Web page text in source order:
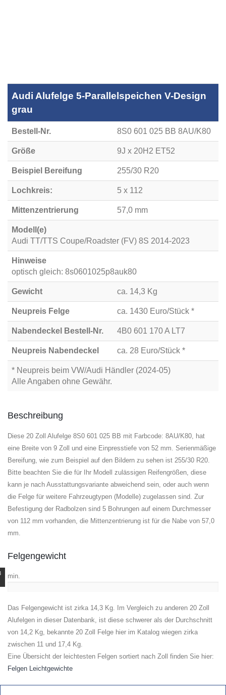
Audi Alufelge 5-Parallelspeichen V-Design
grau
Bestell-Nr. 8S0 601 025 BB 8AU/K80
Größe 9J x 20H2 ET52
Beispiel Bereifung 255/30 R20
Lochkreis: 5 x 112
Mittenzentrierung 57,0 mm
Modell(e)
Audi TT/TTS Coupe/Roadster (FV) 8S 2014-2023
Hinweise
optisch gleich: 8s0601025p8auk80
Gewicht ca. 14,3 Kg
Neupreis Felge ca. 1430 Euro/Stück *
Nabendeckel Bestell-Nr. 4B0 601 170 A LT7
Neupreis Nabendeckel ca. 28 Euro/Stück *
* Neupreis beim VW/Audi Händler (2024-05)
Alle Angaben ohne Gewähr.
Beschreibung
Diese 20 Zoll Alufelge 8S0 601 025 BB mit Farbcode: 8AU/K80, hat
eine Breite von 9 Zoll und eine Einpresstiefe von 52 mm. Serienmäßige
Bereifung, wie zum Beispiel auf den Bildern zu sehen ist 255/30 R20.
Bitte beachten Sie die für Ihr Modell zulässigen Reifengrößen, diese
kann je nach Ausstattungsvariante abweichend sein, oder auch wenn
die Felge für weitere Fahrzeugtypen (Modelle) zugelassen sind. Zur
Befestigung der Radbolzen sind 5 Bohrungen auf einem Durchmesser
von 112 mm vorhanden, die Mittenzentrierung ist für die Nabe von 57,0
mm.
Felgengewicht
min.
Das Felgengewicht ist zirka 14,3 Kg. Im Vergleich zu anderen 20 Zoll
Alufelgen in dieser Datenbank, ist diese schwerer als der Durchschnitt
von 14,2 Kg, bekannte 20 Zoll Felge hier im Katalog wiegen zirka
zwischen 11 und 17,4 Kg.
Eine Übersicht der leichtesten Felgen sortiert nach Zoll finden Sie hier:
Felgen Leichtgewichte